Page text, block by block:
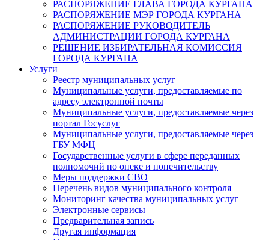
РАСПОРЯЖЕНИЕ ГЛАВА ГОРОДА КУРГАНА
РАСПОРЯЖЕНИЕ МЭР ГОРОДА КУРГАНА
РАСПОРЯЖЕНИЕ РУКОВОДИТЕЛЬ
АДМИНИСТРАЦИИ ГОРОДА КУРГАНА
РЕШЕНИЕ ИЗБИРАТЕЛЬНАЯ КОМИССИЯ
ГОРОДА КУРГАНА
Услуги
Реестр муниципальных услуг
Муниципальные услуги, предоставляемые по
адресу электронной почты
Муниципальные услуги, предоставляемые через
портал Госуслуг
Муниципальные услуги, предоставляемые через
ГБУ МФЦ
Государственные услуги в сфере переданных
полномочий по опеке и попечительству
Меры поддержки СВО
Перечень видов муниципального контроля
Мониторинг качества муниципальных услуг
Электронные сервисы
Предварительная запись
Другая информация